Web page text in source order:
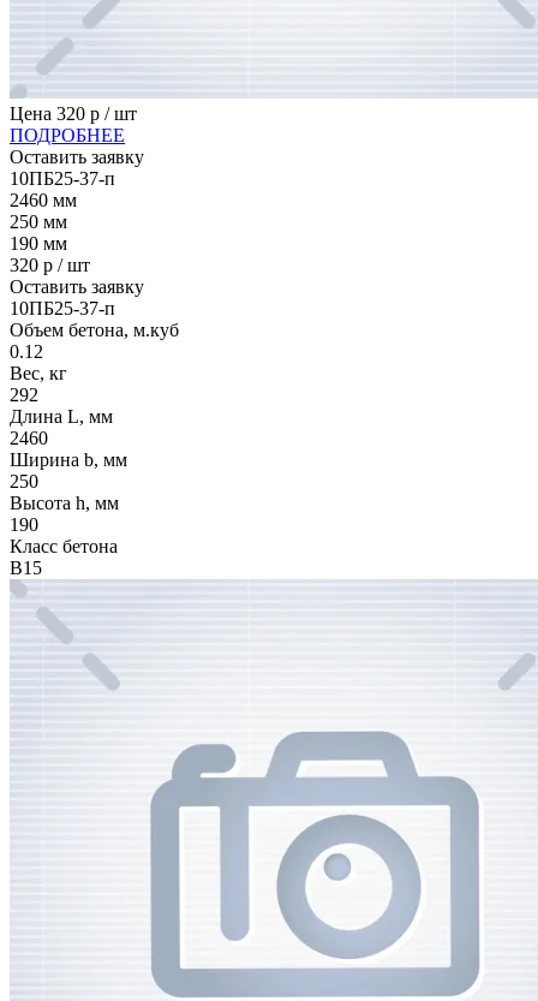
Цена 320 р / шт
ПОДРОБНЕЕ
Оставить заявку
10ПБ25-37-п
2460 мм
250 мм
190 мм
320 р / шт
Оставить заявку
10ПБ25-37-п
Объем бетона, м.куб
0.12
Вес, кг
292
Длина L, мм
2460
Ширина b, мм
250
Высота h, мм
190
Класс бетона
В15